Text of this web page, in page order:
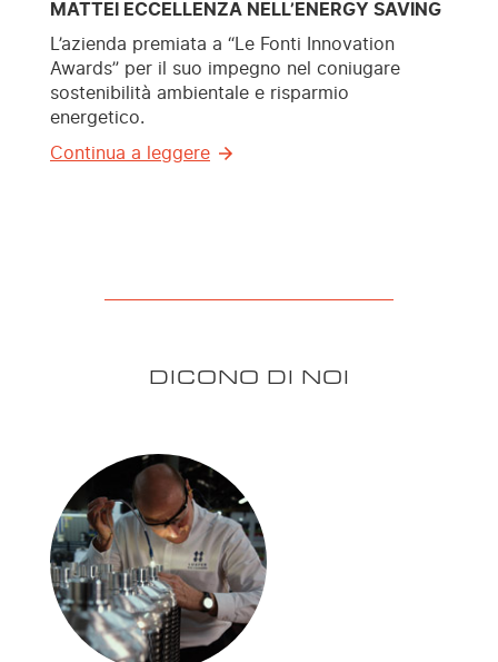
MATTEI ECCELLENZA NELL’ENERGY SAVING
L’azienda premiata a “Le Fonti Innovation
Awards” per il suo impegno nel coniugare
sostenibilità ambientale e risparmio
energetico.
Continua a leggere
DICONO DI NOI